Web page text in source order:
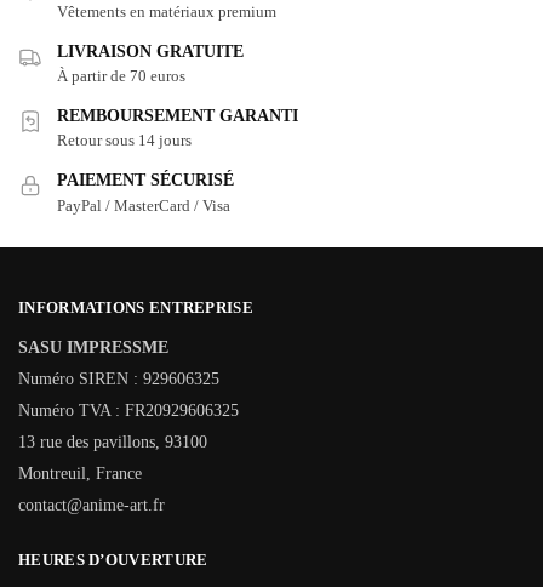
Vêtements en matériaux premium
LIVRAISON GRATUITE
À partir de 70 euros
REMBOURSEMENT GARANTI
Retour sous 14 jours
PAIEMENT SÉCURISÉ
PayPal / MasterCard / Visa
INFORMATIONS ENTREPRISE
SASU IMPRESSME
Numéro SIREN : 929606325
Numéro TVA : FR20929606325
13 rue des pavillons, 93100
Montreuil, France
contact@anime-art.fr
HEURES D’OUVERTURE